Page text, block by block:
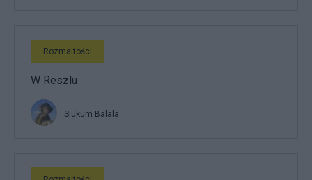
Rozmaitości
W Reszlu
Siukum Balala